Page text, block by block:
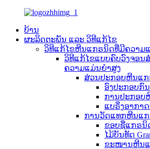
ບ້ານ
ຜະລິດຕະພັນ ແລະ ວິທີແກ້ໄຂ
ວິທີແກ້ໄຂຫີນແກຣນິດທີ່ມີຄວາມ
ວິທີແກ້ໄຂແບບຄົບວົງຈອ
ຄວາມແມ່ນຍໍາສູງ
ສ່ວນປະກອບຫີນແ
ອົງປະກອບກົ
ການປະກອບ
ແບຣິ່ງອາກາ
ການວັດແທກຫີນແ
ຂອບຊື່ແກຣນິ
ໄມ້ບັນທັດ
ຂະໜານຫີນ